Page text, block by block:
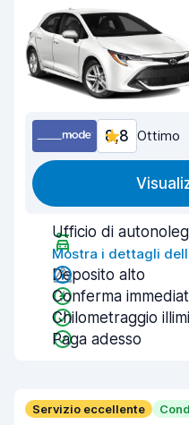
8,8 Ottimo
Ufficio di
Mostra i dettagli
Deposito alto
Conferma
Chilometraggio
Paga adesso
Servizio eccellente